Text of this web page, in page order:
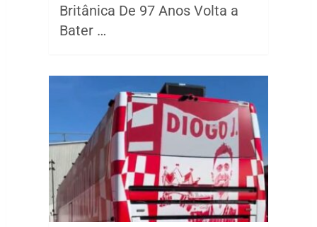
Britânica De 97 Anos Volta a
Bater …